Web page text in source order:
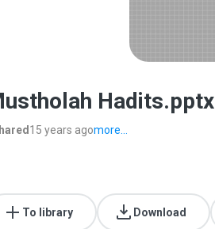
Hadits.pptx
15 years agomore...
To library Download